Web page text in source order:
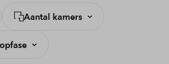
Aantal kamers